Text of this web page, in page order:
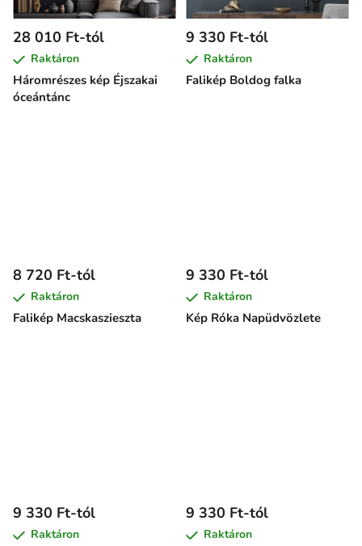
Háromrészes kép Éjszakai
óceántánc
28 010 Ft-tól
Raktáron
Falikép Boldog falka
9 330 Ft-tól
Raktáron
Falikép Macskaszieszta
8 720 Ft-tól
Raktáron
Kép Róka Napüdvözlete
9 330 Ft-tól
Raktáron
9 330 Ft-tól
Raktáron
9 330 Ft-tól
Raktáron